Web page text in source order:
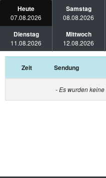
Heute
07.08.2026
Samstag
08.08.2026
Dienstag
11.08.2026
Mittwoch
12.08.2026
Zeit Sendung
- Es wurden